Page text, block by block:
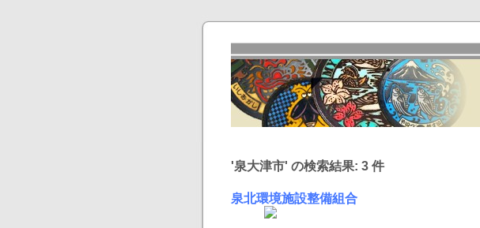
'泉大津市' の検索結果: 3 件
泉北環境施設整備組合